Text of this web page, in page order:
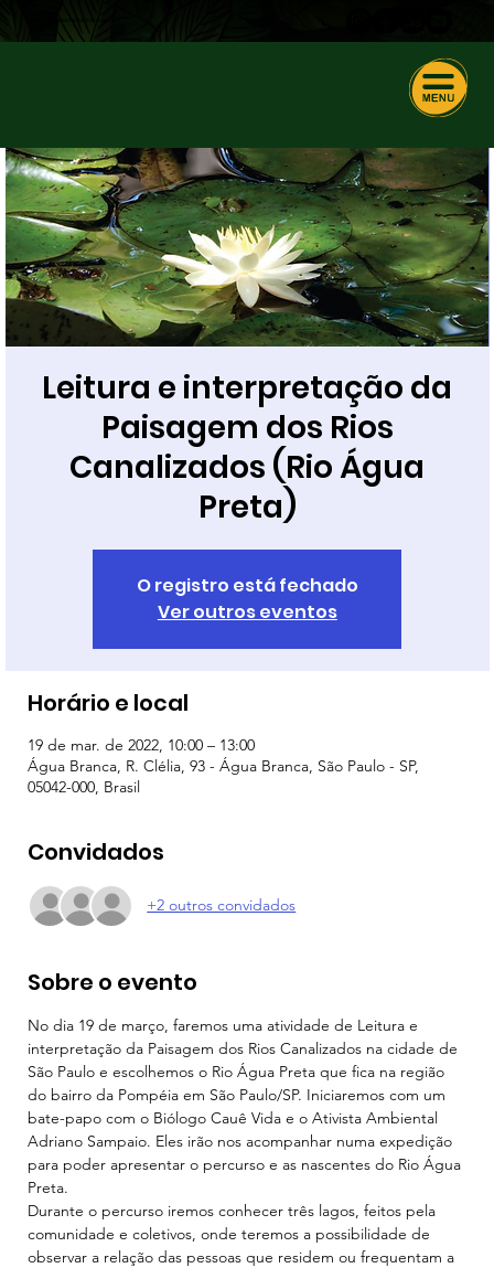
Leitura e interpretação da
Paisagem dos Rios
Canalizados (Rio Água
Preta)
O registro está fechado
Ver outros eventos
Horário e local
19 de mar. de 2022, 10:00 – 13:00
Água Branca, R. Clélia, 93 - Água Branca, São Paulo - SP,
05042-000, Brasil
Convidados
+2 outros convidados
Sobre o evento
No dia 19 de março, faremos uma atividade de Leitura e
interpretação da Paisagem dos Rios Canalizados na cidade de
São Paulo e escolhemos o Rio Água Preta que fica na região
do bairro da Pompéia em São Paulo/SP. Iniciaremos com um
bate-papo com o Biólogo Cauê Vida e o Ativista Ambiental
Adriano Sampaio. Eles irão nos acompanhar numa expedição
para poder apresentar o percurso e as nascentes do Rio Água
Preta.
Durante o percurso iremos conhecer três lagos, feitos pela
comunidade e coletivos, onde teremos a possibilidade de
observar a relação das pessoas que residem ou frequentam a